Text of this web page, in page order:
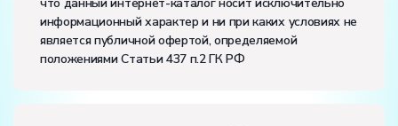
информационный характер и ни при каких условиях не
является публичной офертой, определяемой
положениями Статьи 437 п.2 ГК РФ